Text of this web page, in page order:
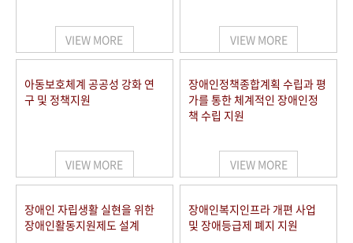
VIEW MORE VIEW MORE
아동보호체계 공공성 강화 연
구 및 정책지원
VIEW MORE
장애인정책종합계획 수립과 평
가를 통한 체계적인 장애인정
책 수립 지원
VIEW MORE
장애인 자립생활 실현을 위한
장애인활동지원제도 설계
장애인복지인프라 개편 사업
및 장애등급제 폐지 지원